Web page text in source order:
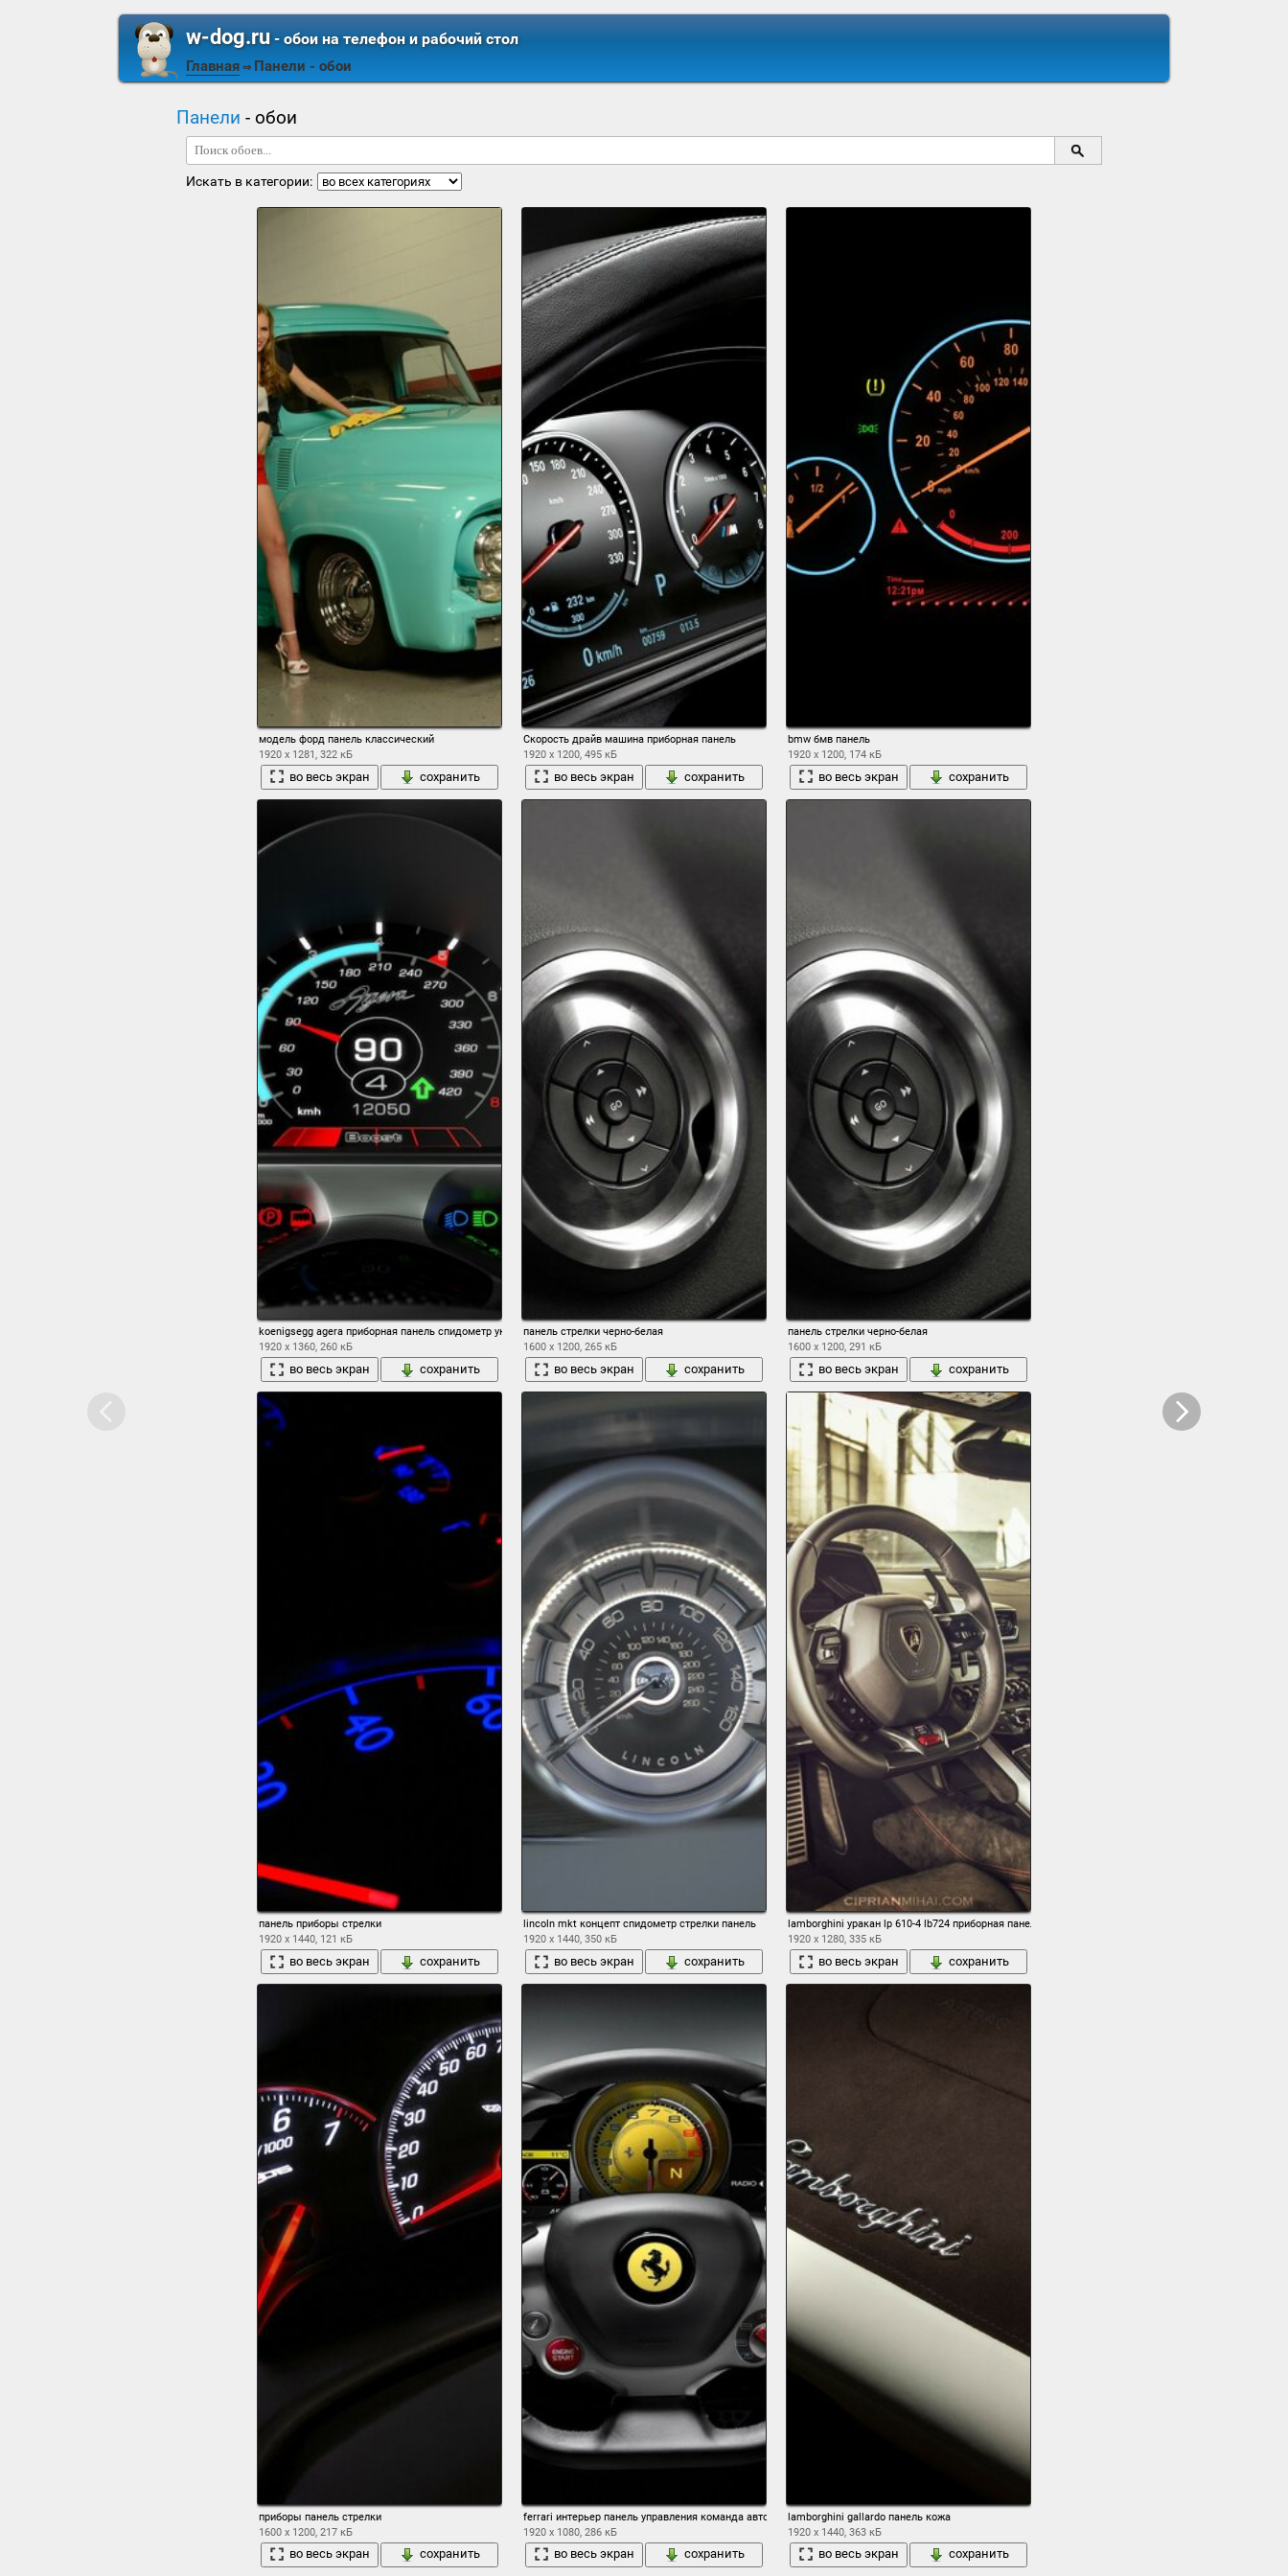
w-dog.ru- обои на телефон и рабочий стол
Главная ⇒ Панели - обои
Панели - обои
Искать в категории:
модель форд панель классический
1920 x 1281, 322 кБ
во весь экран сохранить
Скорость драйв машина приборная панель
1920 x 1200, 495 кБ
во весь экран сохранить
bmw бмв панель
1920 x 1200, 174 кБ
во весь экран сохранить
koenigsegg agera приборная панель спидометр указатель температуры масла указатель давления масла указатель температуры охлаждающей жидкости указатель уровня топлива датчики индикаторы
1920 x 1360, 260 кБ
во весь экран сохранить
панель стрелки черно-белая
1600 x 1200, 265 кБ
во весь экран сохранить
панель стрелки черно-белая
1600 x 1200, 291 кБ
во весь экран сохранить
панель приборы стрелки
1920 x 1440, 121 кБ
во весь экран сохранить
lincoln mkt концепт спидометр стрелки панель
1920 x 1440, 350 кБ
во весь экран сохранить
lamborghini уракан lp 610-4 lb724 приборная панель салон интерьер
1920 x 1280, 335 кБ
во весь экран сохранить
приборы панель стрелки
1600 x 1200, 217 кБ
во весь экран сохранить
ferrari интерьер панель управления команда автомобиль
1920 x 1080, 286 кБ
во весь экран сохранить
lamborghini gallardo панель кожа
1920 x 1440, 363 кБ
во весь экран сохранить